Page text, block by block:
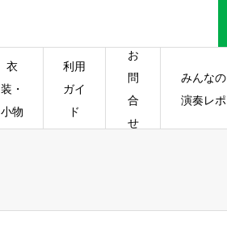
衣
装・
小物
利用
ガイ
ド
お
問
合
せ
みんなの
演奏レポ